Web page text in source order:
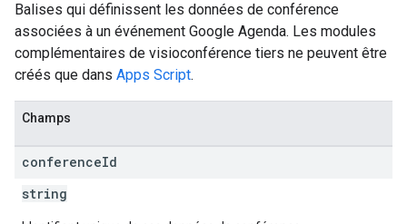
Balises qui définissent les données de conférence
associées à un événement Google Agenda. Les modules
complémentaires de visioconférence tiers ne peuvent être
créés que dans Apps Script.
Champs
conferenceId
string